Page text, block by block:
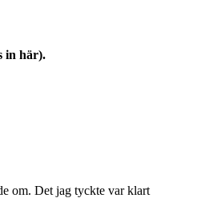
in här).
om. Det jag tyckte var klart